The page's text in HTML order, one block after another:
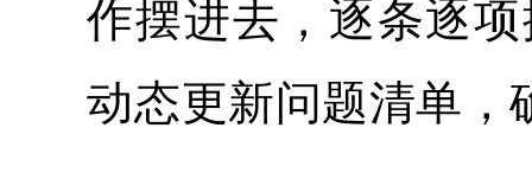
作摆进去，逐条逐
动态更新问题清单，